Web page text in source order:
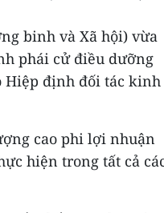
binh và Xã hội) vừa
phái cử điều dưỡng
Hiệp định đối tác kinh
cao phi lợi nhuận
hiện trong tất cả